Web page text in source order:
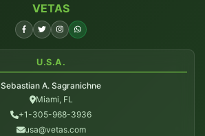
VETAS
U.S.A.
Sebastian A. Sagranichne
Miami, FL
+1-305-968-3936
usa@vetas.com